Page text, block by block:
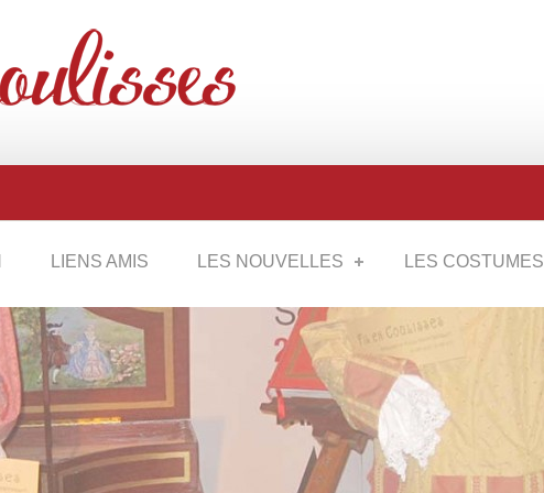
LIENS AMIS LES NOUVELLES LES COSTUMES